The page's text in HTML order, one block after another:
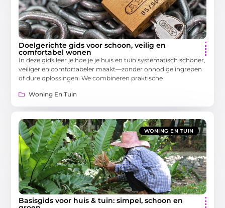
Doelgerichte gids voor schoon, veilig en
comfortabel wonen
In deze gids leer je hoe je je huis en tuin systematisch schoner,
veiliger en comfortabeler maakt—zonder onnodige ingrepen
of dure oplossingen. We combineren praktische
Woning En Tuin
WONING EN TUIN
Basisgids voor huis & tuin: simpel, schoon en